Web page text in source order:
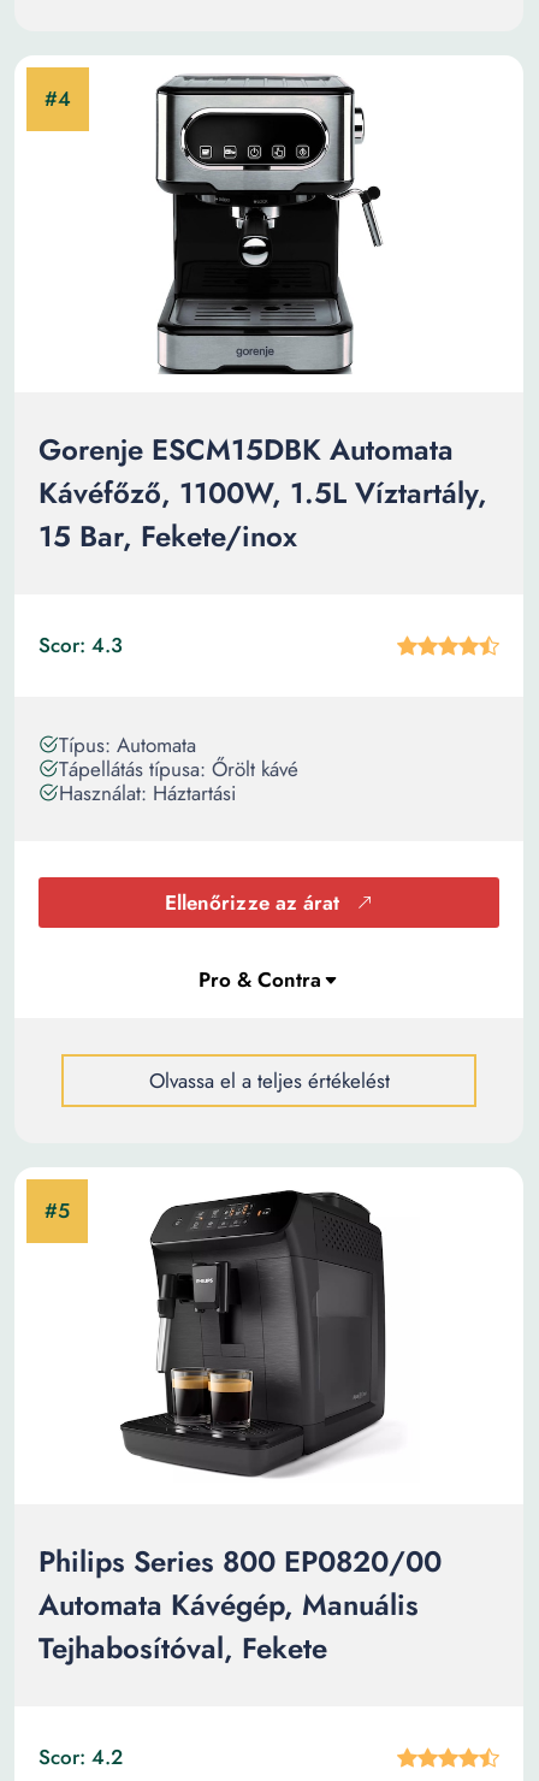
Gorenje ESCM15DBK Automata
Kávéfőző, 1100W, 1.5L Víztartály,
15 Bar, Fekete/inox
Scor: 4.3
Típus: Automata
Tápellátás típusa: Őrölt kávé
Használat: Háztartási
Ellenőrizze az árat
Olvassa el a teljes értékelést
Philips Series 800 EP0820/00
Automata Kávégép, Manuális
Tejhabosítóval, Fekete
Scor: 4.2